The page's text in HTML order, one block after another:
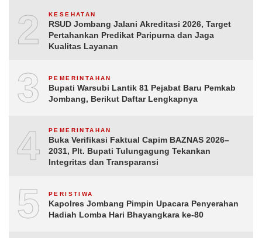
2 KESEHATAN
RSUD Jombang Jalani Akreditasi 2026, Target
Pertahankan Predikat Paripurna dan Jaga
Kualitas Layanan
3 PEMERINTAHAN
Bupati Warsubi Lantik 81 Pejabat Baru Pemkab
Jombang, Berikut Daftar Lengkapnya
4 PEMERINTAHAN
Buka Verifikasi Faktual Capim BAZNAS 2026–
2031, Plt. Bupati Tulungagung Tekankan
Integritas dan Transparansi
5 PERISTIWA
Kapolres Jombang Pimpin Upacara Penyerahan
Hadiah Lomba Hari Bhayangkara ke-80